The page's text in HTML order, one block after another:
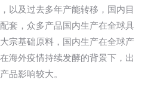
以及过去多年产能转移，国内目
套，众多产品国内生产在全球具
宗基础原料，国内生产在全球产
海外疫情持续发酵的背景下，出
品影响较大。